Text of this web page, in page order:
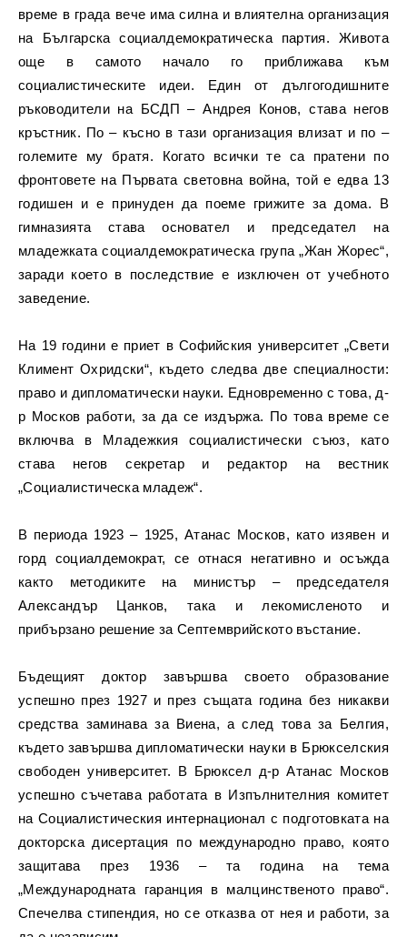
време в града вече има силна и влиятелна организация
на Българска социалдемократическа партия. Живота
още в самото начало го приближава към
социалистическите идеи. Един от дългогодишните
ръководители на БСДП – Андрея Конов, става негов
кръстник. По – късно в тази организация влизат и по –
големите му братя. Когато всички те са пратени по
фронтовете на Първата световна война, той е едва 13
годишен и е принуден да поеме грижите за дома. В
гимназията става основател и председател на
младежката социалдемократическа група „Жан Жорес“,
заради което в последствие е изключен от учебното
заведение.
На 19 години е приет в Софийския университет „Свети
Климент Охридски“, където следва две специалности:
право и дипломатически науки. Едновременно с това, д-
р Москов работи, за да се издържа. По това време се
включва в Младежкия социалистически съюз, като
става негов секретар и редактор на вестник
„Социалистическа младеж“.
В периода 1923 – 1925, Атанас Москов, като изявен и
горд социалдемократ, се отнася негативно и осъжда
както методиките на министър – председателя
Александър Цанков, така и лекомисленото и
прибързано решение за Септемврийското въстание.
Бъдещият доктор завършва своето образование
успешно през 1927 и през същата година без никакви
средства заминава за Виена, а след това за Белгия,
където завършва дипломатически науки в Брюкселския
свободен университет. В Брюксел д-р Атанас Москов
успешно съчетава работата в Изпълнителния комитет
на Социалистическия интернационал с подготовката на
докторска дисертация по международно право, която
защитава през 1936 – та година на тема
„Международната гаранция в малцинственото право“.
Спечелва стипендия, но се отказва от нея и работи, за